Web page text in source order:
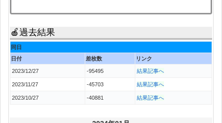
🍎過去結果
同日
日付
差枚数 リンク
2023/12/27 -95495 結果記事へ
2023/11/27 -45703 結果記事へ
2023/10/27 -40881 結果記事へ